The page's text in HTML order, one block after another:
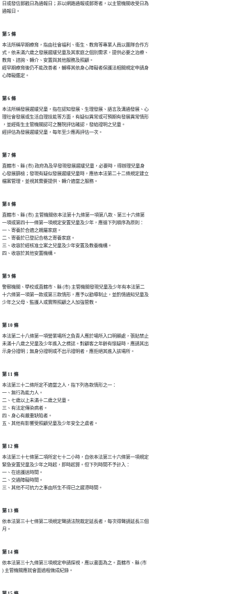
日或發信郵戳日為通報日；非以網路通報或郵寄者，以主管機關收受日為
通報日。
第 5 條
本法所稱早期療育，指由社會福利、衛生、教育等專業人員以團隊合作方
式，依未滿六歲之發展遲緩兒童及其家庭之個別需求，提供必要之治療、
教育、諮詢、轉介、安置與其他服務及照顧。
經早期療育後仍不能改善者，輔導其依身心障礙者保護法相關規定申請身
心障礙鑑定。
第 6 條
本法所稱發展遲緩兒童，指在認知發展、生理發展、語言及溝通發展、心
理社會發展或生活自理技能等方面，有疑似異常或可預期有發展異常情形
，並經衛生主管機關認可之醫院評估確認，發給證明之兒童。
經評估為發展遲緩兒童，每年至少應再評估一次。
第 7 條
直轄市、縣 (市) 政府為及早發現發展遲緩兒童，必要時，得辦理兒童身
心發展篩檢；發現有疑似發展遲緩兒童時，應依本法第二十二條規定建立
檔案管理，並視其需要提供、轉介適當之服務。
第 8 條
直轄市、縣 (市) 主管機關依本法第十九條第一項第八款、第三十六條第
一項或第四十一條第一項規定安置兒童及少年，應循下列順序為原則：
一、寄養於合適之親屬家庭。
二、寄養於已登記合格之寄養家庭。
三、收容於經核准立案之兒童及少年安置及教養機構。
四、收容於其他安置機構。
第 9 條
警察機關、學校或直轄市、縣 (市) 主管機關發現兒童及少年有本法第二
十六條第一項第一款或第三款情形，應予以勸導制止，並酌情通知兒童及
少年之父母、監護人或實際照顧之人加強管教。
第 10 條
本法第二十八條第一項營業場所之負責人應於場所入口明顯處，張貼禁止
未滿十八歲之兒童及少年進入之標誌。對顧客之年齡有懷疑時，應請其出
示身分證明；無身分證明或不出示證明者，應拒絕其進入該場所。
第 11 條
本法第三十二條所定不適當之人，指下列各款情形之一：
一、無行為能力人。
二、七歲以上未滿十二歲之兒童。
三、有法定傳染病者。
四、身心有嚴重缺陷者。
五、其他有影響受照顧兒童及少年安全之虞者。
第 12 條
本法第三十七條第二項所定七十二小時，自依本法第三十六條第一項規定
緊急安置兒童及少年之時起，即時起算。但下列時間不予計入：
一、在途護送時間。
二、交通障礙時間。
三、其他不可抗力之事由所生不得已之遲滯時間。
第 13 條
依本法第三十七條第二項規定聲請法院裁定延長者，每次得聲請延長三個
月。
第 14 條
依本法第三十九條第三項規定申請探視，應以書面為之。直轄市、縣 (市
) 主管機關應就會面過程做成紀錄。